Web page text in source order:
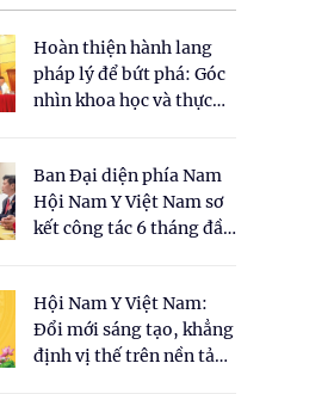
Hoàn thiện hành lang
pháp lý để bứt phá: Góc
nhìn khoa học và thực
cho Luật Y dược cổ
truyền Việt Nam"
Ban Đại diện phía Nam
Hội Nam Y Việt Nam sơ
kết công tác 6 tháng đầu
Hội Nam Y Việt Nam:
Đổi mới sáng tạo, khẳng
định vị thế trên nền tảng